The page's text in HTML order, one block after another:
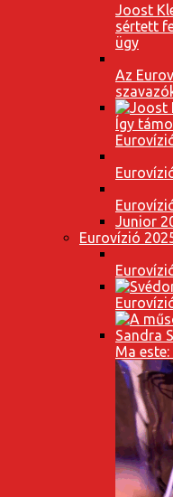
Joost
sértett
ügy
Az
Így
Junior
Eurovízió
Ma